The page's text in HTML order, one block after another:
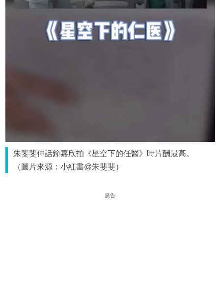
朱斐斐仲話鐘嘉欣拍《星空下的任醫》時片酬最高。
（圖片來源：小紅書@朱斐斐）
廣告